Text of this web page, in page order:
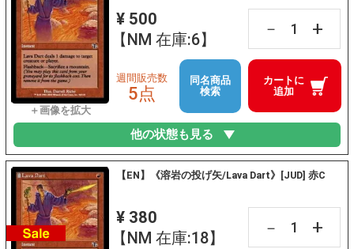
¥ 500
【NM 在庫:6】
－ +
カートに
追加
週間販売数
5点
同名商品
検索
他の状態も見る
【EN】《溶岩の投げ矢/Lava Dart》[JUD] 赤C
¥ 380
【NM 在庫:18】
－ +